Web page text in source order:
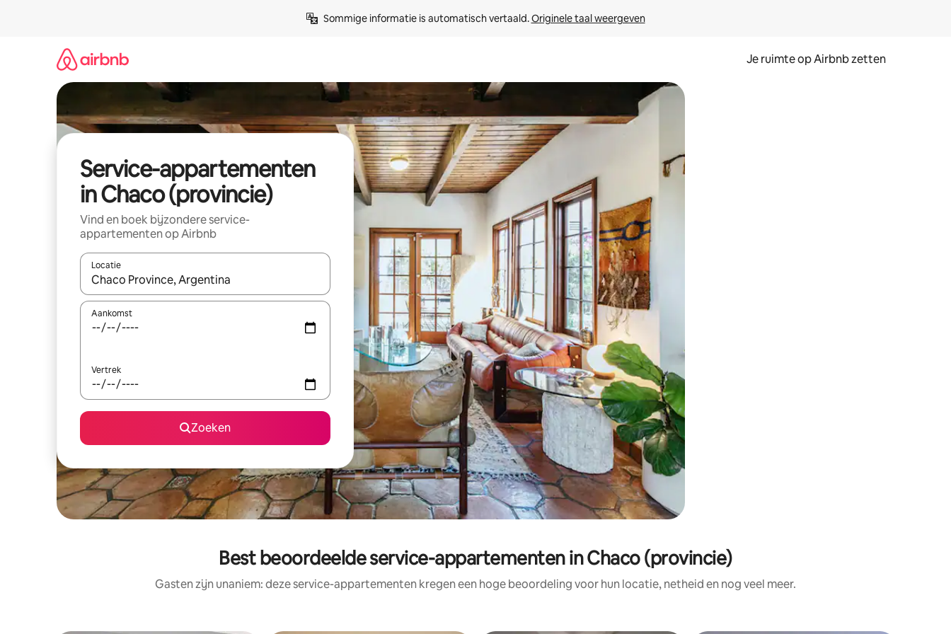
Sommige informatie is automatisch vertaald. Originele taal weergeven
Je ruimte op Airbnb zetten
Service-appartementen
in Chaco (provincie)
Vind en boek bijzondere service-
appartementen op Airbnb
Locatie
Wanneer er suggesties beschikbaar zijn, maak je een keuze met je de pijltjestoetsen omhoog en omlaag, óf door te tikken of swipen.
Aankomst
Vertrek
Zoeken
Best beoordeelde service-appartementen in Chaco (provincie)
Gasten zijn unaniem: deze service-appartementen kregen een hoge beoordeling voor hun locatie, netheid en nog veel meer.